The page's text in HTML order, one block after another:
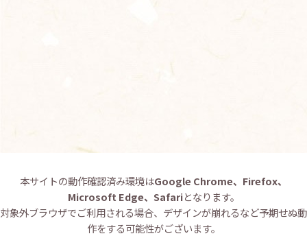
会員ページ
本サイトの動作確認済み環境はGoogle Chrome、Firefox、
Microsoft Edge、Safariとなります。
対象外ブラウザでご利用される場合、デザインが崩れるなど予期せぬ動
作をする可能性がございます。